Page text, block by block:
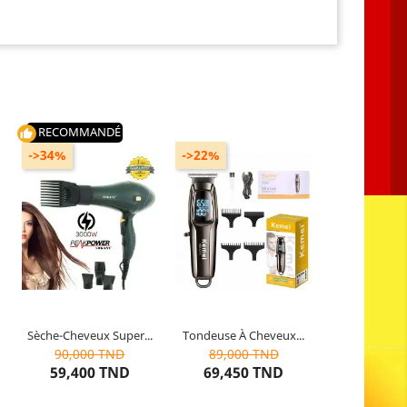
thumb_up RECOMMANDÉ
Sèche-Cheveux Super...
90,000 TND
59,400 TND
->34%
Propriété : moteur 100% en
cuivre
Garantie : 1 an
Modèle : SK-2226
10articles restants Tondeuse À Cheveux...
89,000 TND
69,450 TND
->22%
Propriété : Temps de
charge: 2.5h
Couleur : Noir
Contient : Affichage LED
10articles restants